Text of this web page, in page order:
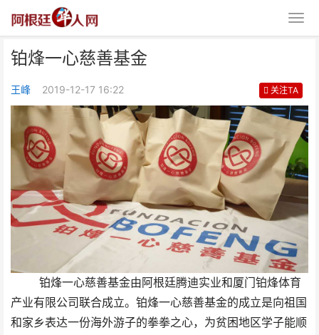
铂烽一心慈善基金
王峰 2019-12-17 16:22 关注TA
铂烽一心慈善基金由阿根廷腾迪实业和厦门铂烽体育
产业有限公司联合成立。铂烽一心慈善基金的成立是向祖国
和家乡表达一份海外游子的拳拳之心，为贫困地区学子能顺
铂烽一心慈善基金